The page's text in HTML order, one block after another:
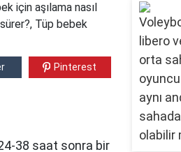
için aşılama nasıl
sürer?, Tüp bebek
Pinterest
38 saat sonra bir